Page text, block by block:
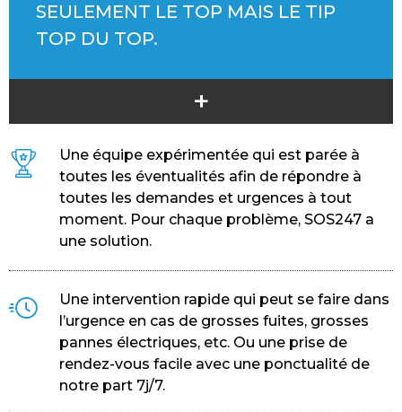
SEULEMENT LE TOP MAIS LE TIP
TOP DU TOP.
+
Une équipe expérimentée qui est parée à
toutes les éventualités afin de répondre à
toutes les demandes et urgences à tout
moment. Pour chaque problème, SOS247 a
une solution.
Une intervention rapide qui peut se faire dans
l’urgence en cas de grosses fuites, grosses
pannes électriques, etc. Ou une prise de
rendez-vous facile avec une ponctualité de
notre part 7j/7.